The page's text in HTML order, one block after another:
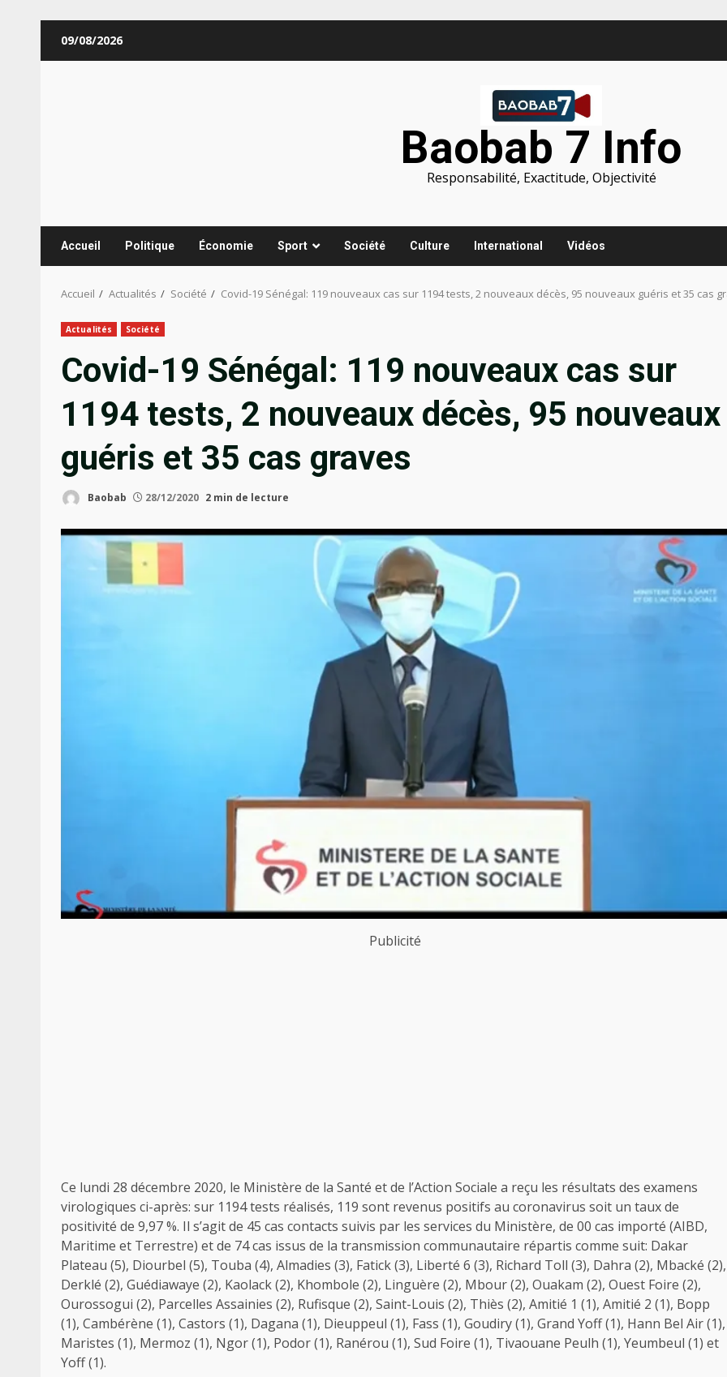
09/08/2026
Baobab 7 Info
Responsabilité, Exactitude, Objectivité
Accueil Politique Économie Sport Société Culture International Vidéos
Accueil Actualités Société Covid-19 Sénégal: 119 nouveaux cas sur 1194 tests, 2 nouveaux décès, 95 nouveaux guéris et 35 cas
Actualités Société
Covid-19 Sénégal: 119 nouveaux cas sur
1194 tests, 2 nouveaux décès, 95 nouveaux
guéris et 35 cas graves
Baobab 28/12/2020 2 min de lecture
Publicité
Ce lundi 28 décembre 2020, le Ministère de la Santé et de l’Action Sociale a reçu les résultats des examens
virologiques ci-après: sur 1194 tests réalisés, 119 sont revenus positifs au coronavirus soit un taux de
positivité de 9,97 %. Il s’agit de 45 cas contacts suivis par les services du Ministère, de 00 cas importé (AIBD,
Maritime et Terrestre) et de 74 cas issus de la transmission communautaire répartis comme suit: Dakar
Plateau (5), Diourbel (5), Touba (4), Almadies (3), Fatick (3), Liberté 6 (3), Richard Toll (3), Dahra (2), Mbacké (2),
Derklé (2), Guédiawaye (2), Kaolack (2), Khombole (2), Linguère (2), Mbour (2), Ouakam (2), Ouest Foire (2),
Ourossogui (2), Parcelles Assainies (2), Rufisque (2), Saint-Louis (2), Thiès (2), Amitié 1 (1), Amitié 2 (1), Bopp
(1), Cambérène (1), Castors (1), Dagana (1), Dieuppeul (1), Fass (1), Goudiry (1), Grand Yoff (1), Hann Bel Air (1),
Maristes (1), Mermoz (1), Ngor (1), Podor (1), Ranérou (1), Sud Foire (1), Tivaouane Peulh (1), Yeumbeul (1) et
Yoff (1).